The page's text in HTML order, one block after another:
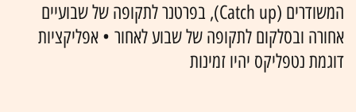
המשודרים (Catch up), בפרטנר לתקופה של שבועיים
אחורה ובסלקום לתקופה של שבוע לאחור • אפליקציות
דוגמת נטפליקס יהיו זמינות